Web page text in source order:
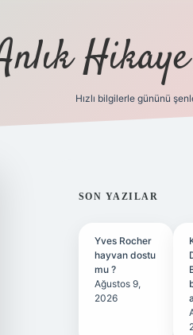
Hızlı bilgilerle gününü
SON YAZILAR
Yves Rocher
hayvan dostu
mu ?
Ağustos 9,
2026